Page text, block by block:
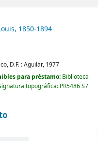
, 1850-1894
D.F. :Aguilar, 1977
para préstamo: Biblioteca
topográfica: PR5486 S7